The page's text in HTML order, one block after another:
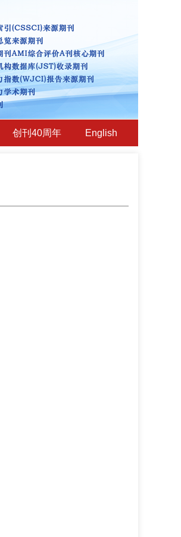
创刊40周年 English